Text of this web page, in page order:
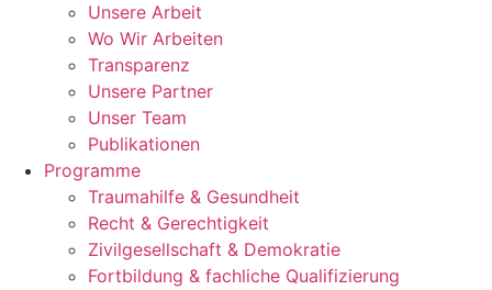
Unsere Arbeit
Wo Wir Arbeiten
Transparenz
Unsere Partner
Unser Team
Publikationen
Programme
Traumahilfe & Gesundheit
Recht & Gerechtigkeit
Zivilgesellschaft & Demokratie
Fortbildung & fachliche Qualifizierung